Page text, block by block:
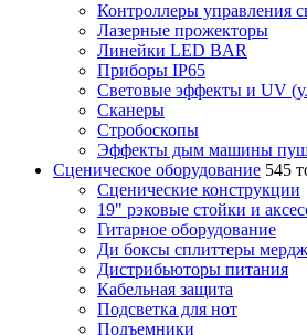
Контроллеры управления
Лазерные прожекторы
Линейки LED BAR
Приборы IP65
Световые эффекты и UV
Сканеры
Стробоскопы
Эффекты дым машины
Сценическое оборудование 545
Сценические конструкции
19" рэковые стойки и
Гитарное оборудование
Ди боксы сплиттеры
Дистрибьюторы питания
Кабельная защита
Подсветка для нот
Подъемники